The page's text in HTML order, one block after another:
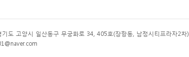
기도 고양시 일산동구 무궁화로 34, 405호(장항동, 남정시티프라자2차)